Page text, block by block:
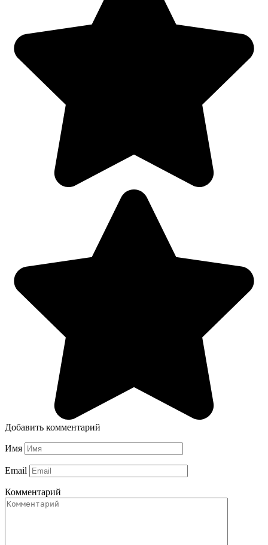
Добавить комментарий
Имя
Email
Комментарий